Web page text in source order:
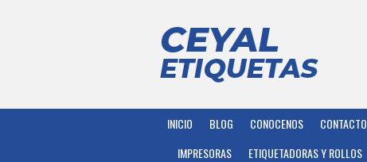
INICIO BLOG CONOCENOS CONTACTO
IMPRESORAS
ETIQUETADORAS Y ROLLOS